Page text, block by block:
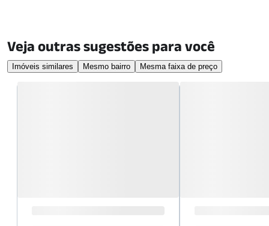
Veja outras sugestões para você
Imóveis similares Mesmo bairro Mesma faixa de preço